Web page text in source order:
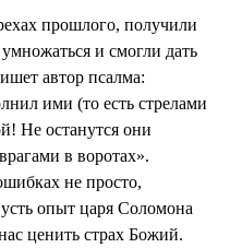
прошлого, получили
и смогли дать
автор псалма:
ими (то есть стрелами
Не останутся они
в воротах».
не просто,
опыт царя Соломона
ценить страх Божий.